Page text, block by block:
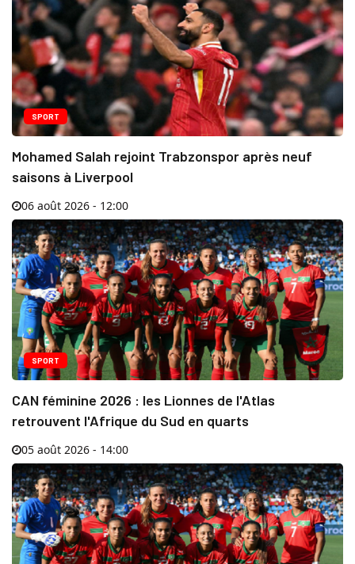
SPORT
Mohamed Salah rejoint Trabzonspor après neuf
saisons à Liverpool
06 août 2026 - 12:00
SPORT
CAN féminine 2026 : les Lionnes de l'Atlas
retrouvent l'Afrique du Sud en quarts
05 août 2026 - 14:00